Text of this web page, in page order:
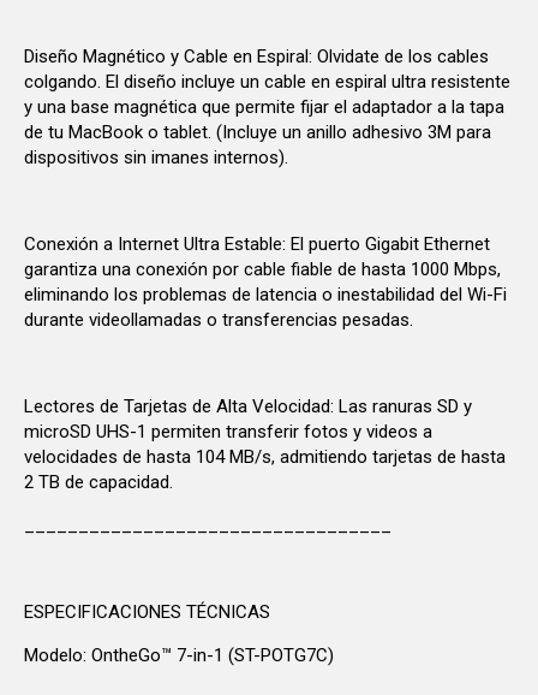
Diseño Magnético y Cable en Espiral: Olvidate de los cables
colgando. El diseño incluye un cable en espiral ultra resistente
y una base magnética que permite fijar el adaptador a la tapa
de tu MacBook o tablet. (Incluye un anillo adhesivo 3M para
dispositivos sin imanes internos).
Conexión a Internet Ultra Estable: El puerto Gigabit Ethernet
garantiza una conexión por cable fiable de hasta 1000 Mbps,
eliminando los problemas de latencia o inestabilidad del Wi-Fi
durante videollamadas o transferencias pesadas.
Lectores de Tarjetas de Alta Velocidad: Las ranuras SD y
microSD UHS-1 permiten transferir fotos y videos a
velocidades de hasta 104 MB/s, admitiendo tarjetas de hasta
2 TB de capacidad.
ESPECIFICACIONES TÉCNICAS
Modelo: OntheGo™ 7-in-1 (ST-POTG7C)